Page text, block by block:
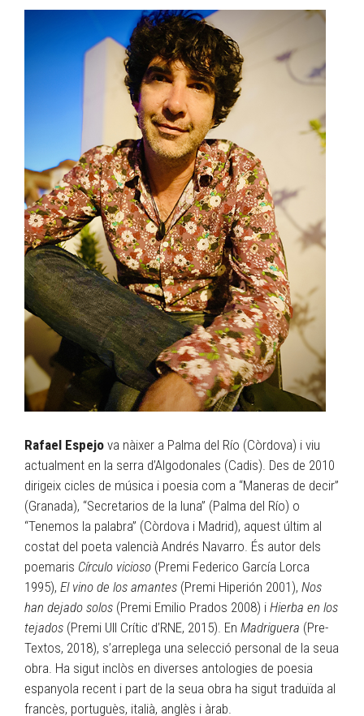
Rafael Espejo va nàixer a Palma del Río (Còrdova) i viu
actualment en la serra d’Algodonales (Cadis). Des de 2010
dirigeix cicles de música i poesia com a “Maneras de decir”
(Granada), “Secretarios de la luna” (Palma del Río) o
“Tenemos la palabra” (Còrdova i Madrid), aquest últim al
costat del poeta valencià Andrés Navarro. És autor dels
poemaris Círculo vicioso (Premi Federico García Lorca
1995), El vino de los amantes (Premi Hiperión 2001), Nos
han dejado solos (Premi Emilio Prados 2008) i Hierba en los
tejados (Premi Ull Crític d’RNE, 2015). En Madriguera (Pre-
Textos, 2018), s’arreplega una selecció personal de la seua
obra. Ha sigut inclòs en diverses antologies de poesia
espanyola recent i part de la seua obra ha sigut traduïda al
francès, portuguès, italià, anglès i àrab.